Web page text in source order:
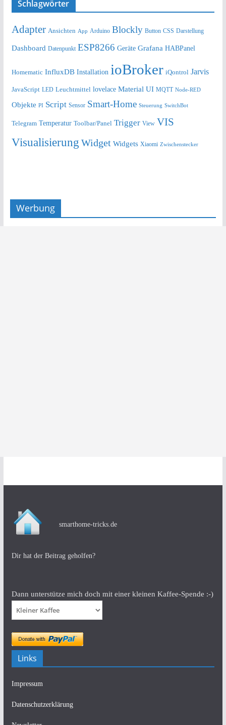
Schlagwörter
Adapter Ansichten App Arduino Blockly Button CSS Darstellung
Dashboard Datenpunkt ESP8266 Geräte Grafana HABPanel
Homematic InfluxDB Installation ioBroker iQontrol Jarvis
JavaScript LED Leuchtmittel lovelace Material UI MQTT Node-RED
Objekte PI Script Sensor Smart-Home Steuerung SwitchBot
Telegram Temperatur Toolbar/Panel Trigger View VIS
Visualisierung Widget Widgets Xiaomi Zwischenstecker
Werbung
smarthome-tricks.de
Dir hat der Beitrag geholfen?
Dann unterstütze mich doch mit einer kleinen Kaffee-Spende :-)
Links
Impressum
Datenschutzerklärung